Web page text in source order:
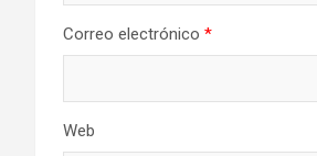
Correo electrónico *
Web